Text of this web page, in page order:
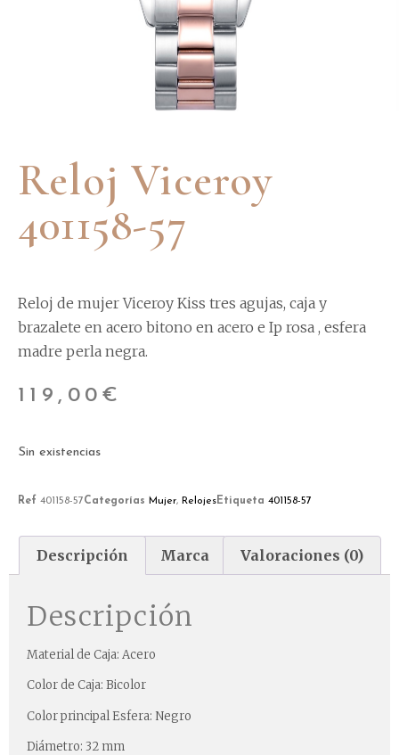
Reloj Viceroy
401158-57
Reloj de mujer Viceroy Kiss tres agujas, caja y
brazalete en acero bitono en acero e Ip rosa , esfera
madre perla negra.
119,00 €
Sin existencias
Ref 401158-57Categorías Mujer, RelojesEtiqueta 401158-57
Descripción Marca Valoraciones (0)
Descripción
Material de Caja: Acero
Color de Caja: Bicolor
Color principal Esfera: Negro
Diámetro: 32 mm